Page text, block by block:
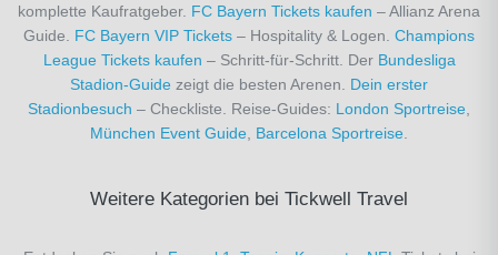
komplette Kaufratgeber. FC Bayern Tickets kaufen – Allianz Arena
Guide. FC Bayern VIP Tickets – Hospitality & Logen. Champions
League Tickets kaufen – Schritt-für-Schritt. Der Bundesliga
Stadion-Guide zeigt die besten Arenen. Dein erster
Stadionbesuch – Checkliste. Reise-Guides: London Sportreise
München Event Guide Barcelona Sportreise
Weitere Kategorien bei Tickwell Travel